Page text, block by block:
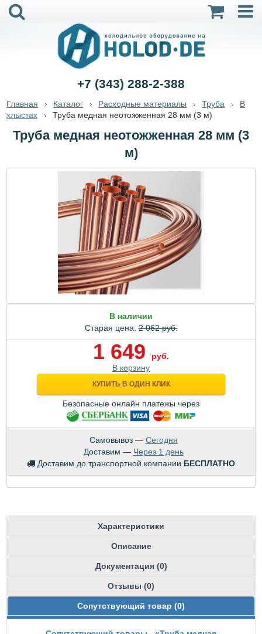
+7 (343) 288-2-388
Главная Каталог Расходные материалы Труба
В
хлыстах
Труба медная неотожженная 28 мм (3 м)
Труба медная неотожженная 28 мм (3
м)
В наличии
Старая цена:2 062 руб.
1 649
руб.
В корзину
КУПИТЬ В ОДИН КЛИК
Безопасные онлайн платежы через
Самовывоз — Сегодня
Доставим — Через 1 день
Доставим до транспортной компании БЕСПЛАТНО
Характеристики
Описание
Документация (0)
Отзывы (0)
Сопутствующий товар (0)